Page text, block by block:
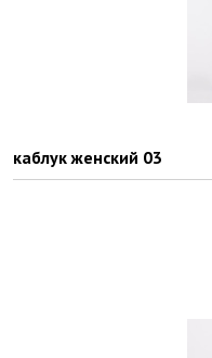
каблук женский 03